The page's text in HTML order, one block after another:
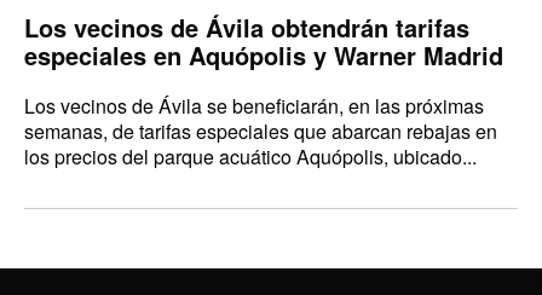
Los vecinos de Ávila obtendrán tarifas
especiales en Aquópolis y Warner Madrid
Los vecinos de Ávila se beneficiarán, en las próximas
semanas, de tarifas especiales que abarcan rebajas en
los precios del parque acuático Aquópolis, ubicado...